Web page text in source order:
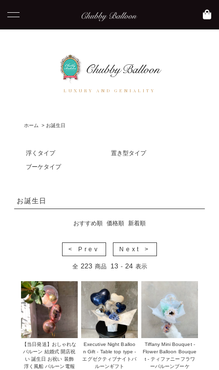
LUXURY AND GENIALITY
ホーム > お誕生日
浮くタイプ
置き型タイプ
ブーケタイプ
お誕生日
おすすめ順 価格順 新着順
< Prev Next >
全 223 商品 13 - 24 表示
【当日発送】おしゃれな
バルーン 結婚式 開店祝
い 誕生日 お祝い 装飾
浮く風船 バルーン電報
Executive Night Balloo
n Gift - Table top type -
エグゼクティブナイトバ
ルーンギフト
Tiffany Mini Bouquet -
Flower Balloon Bouque
t - ティファニーフラワ
ーバルーンブーケ